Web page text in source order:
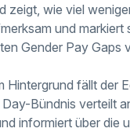
zeigt, wie viel
und markiert
Gender Pay Gaps
Hintergrund fällt der
Bündnis verteilt
informiert über die